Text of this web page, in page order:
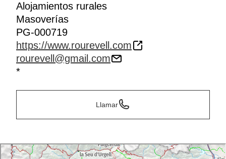
Alojamientos rurales
Masoverías
PG-000719
https://www.rourevell.com
rourevell@gmail.com
*
Llamar